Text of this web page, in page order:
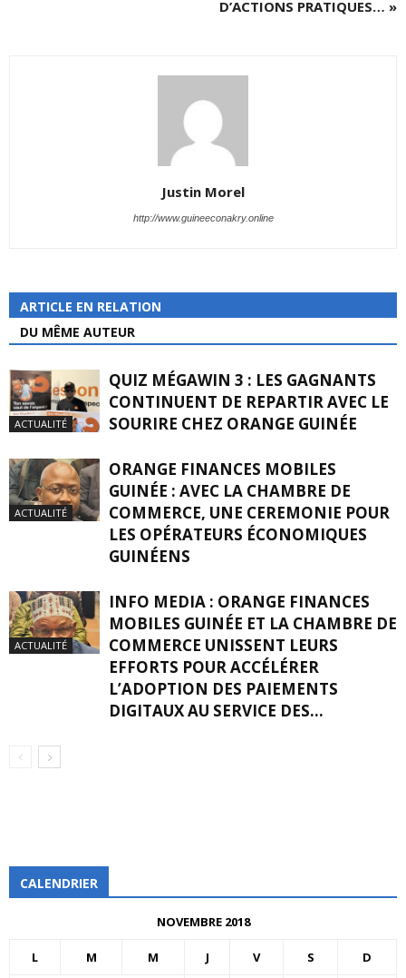
D’ACTIONS PRATIQUES… »
Justin Morel
http://www.guineeconakry.online
ARTICLE EN RELATION
DU MÊME AUTEUR
ACTUALITÉ
QUIZ MÉGAWIN 3 : LES GAGNANTS
CONTINUENT DE REPARTIR AVEC LE
SOURIRE CHEZ ORANGE GUINÉE
ACTUALITÉ
ORANGE FINANCES MOBILES
GUINÉE : AVEC LA CHAMBRE DE
COMMERCE, UNE CEREMONIE POUR
LES OPÉRATEURS ÉCONOMIQUES
GUINÉENS
ACTUALITÉ
INFO MEDIA : ORANGE FINANCES
MOBILES GUINÉE ET LA CHAMBRE DE
COMMERCE UNISSENT LEURS
EFFORTS POUR ACCÉLÉRER
L’ADOPTION DES PAIEMENTS
DIGITAUX AU SERVICE DES...
CALENDRIER
NOVEMBRE 2018
L M M J V S D